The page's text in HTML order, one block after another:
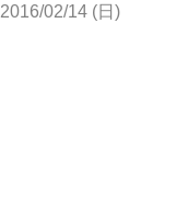
2016/02/14 (日)